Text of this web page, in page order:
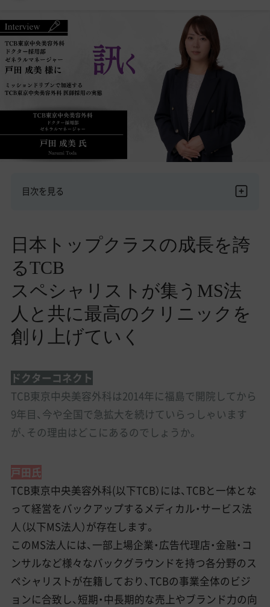
目次を見る
日本トップクラスの成長を誇
るTCB
スペシャリストが集うMS法
人と共に最高のクリニックを
創り上げていく
ドクターコネクト
TCB東京中央美容外科は2014年に福島で開院してから
9年目、今や全国で急拡大を続けていらっしゃいます
が、その理由はどこにあるのでしょうか。
戸田氏
TCB東京中央美容外科(以下TCB）には、TCBと一体とな
って経営をバックアップするメディカル・サービス法
人（以下MS法人）が存在します。
このMS法人には、一部上場企業・広告代理店・金融・コ
ンサルなど様々なバックグラウンドを持つ各分野のス
ペシャリストが在籍しており、TCBの事業全体のビジ
ョンに合致し、短期・中長期的な売上やブランド力の向